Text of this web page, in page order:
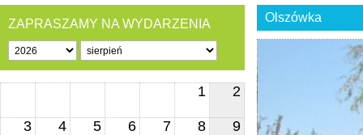
ZAPRASZAMY NA WYDARZENIA
1 2
3 4 5 6 7 8 9
Olszówka